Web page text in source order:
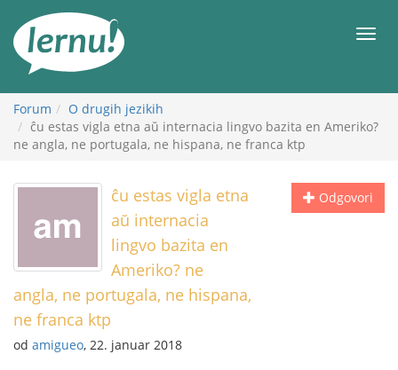
vsebini
Meni
Forum
O drugih jezikih
ĉu estas vigla etna aŭ internacia lingvo bazita en Ameriko?
ne angla, ne portugala, ne hispana, ne franca ktp
Odgovori
ĉu estas vigla etna
aŭ internacia
lingvo bazita en
Ameriko? ne
angla, ne portugala, ne hispana,
ne franca ktp
od amigueo, 22. januar 2018